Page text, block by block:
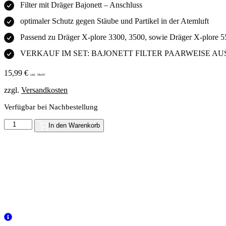
Filter mit Dräger Bajonett – Anschluss
optimaler Schutz gegen Stäube und Partikel in der Atemluft
Passend zu Dräger X-plore 3300, 3500, sowie Dräger X-plore
VERKAUF IM SET: BAJONETT FILTER PAARWEISE
15,99 € inkl. MwST
zzgl. Versandkosten
Verfügbar bei Nachbestellung
Dräger
Bajonett
In den Warenkorb